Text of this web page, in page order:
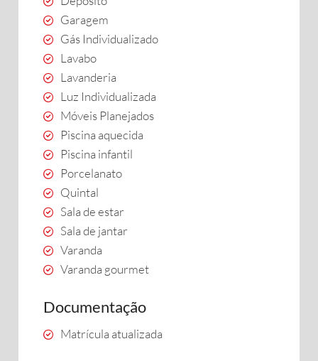
Garagem
Gás Individualizado
Lavabo
Lavanderia
Luz Individualizada
Móveis Planejados
Piscina aquecida
Piscina infantil
Porcelanato
Quintal
Sala de estar
Sala de jantar
Varanda
Varanda gourmet
Documentação
Matrícula atualizada